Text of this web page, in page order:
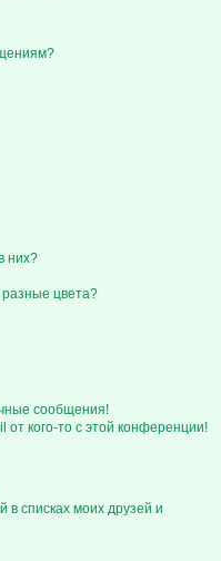
них?
цвета?
сообщения!
кого-то с этой конференции!
в списках моих друзей и